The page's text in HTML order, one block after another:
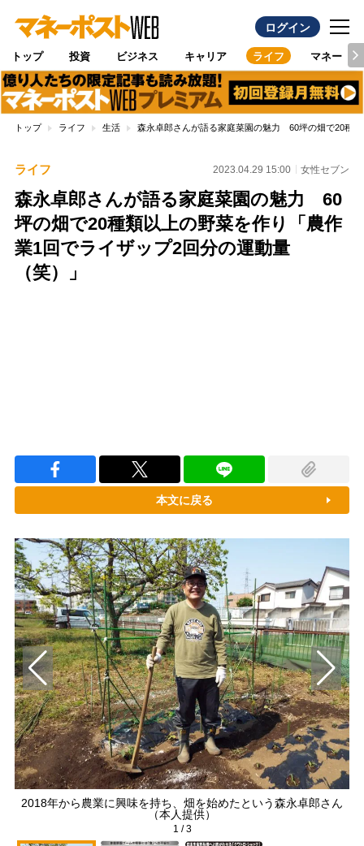
ログイン
トップ 投資 ビジネス キャリア ライフ マネー
トップ ライフ 生活 森永卓郎さんが語る家庭菜園の魅力 60坪の畑で20種
ライフ 2023.04.29 15:00 女性セブン
森永卓郎さんが語る家庭菜園の魅力 60
坪の畑で20種類以上の野菜を作り「農作
業1回でライザップ2回分の運動量
（笑）」
本文に戻る
2018年から農業に興味を持ち、畑を始めたという森永卓郎さん
（本人提供）
1 /3